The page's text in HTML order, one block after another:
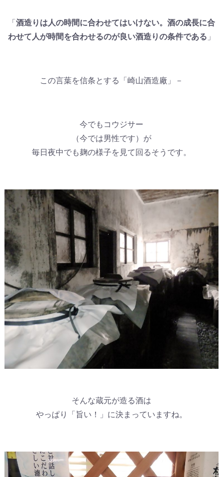
「酒造りは人の時間に合わせてはいけない。酒の成長に合
わせて人が時間を合わせるのが良い酒造りの条件である 」
この言葉を信条とする「崎山酒造廠」－
今でもコウジサー
（今では男性です）が
毎日夜中でも麹の様子を見て回るそうです。
そんな蔵元が造る酒は
やっぱり「旨い！」に決まっていますね。